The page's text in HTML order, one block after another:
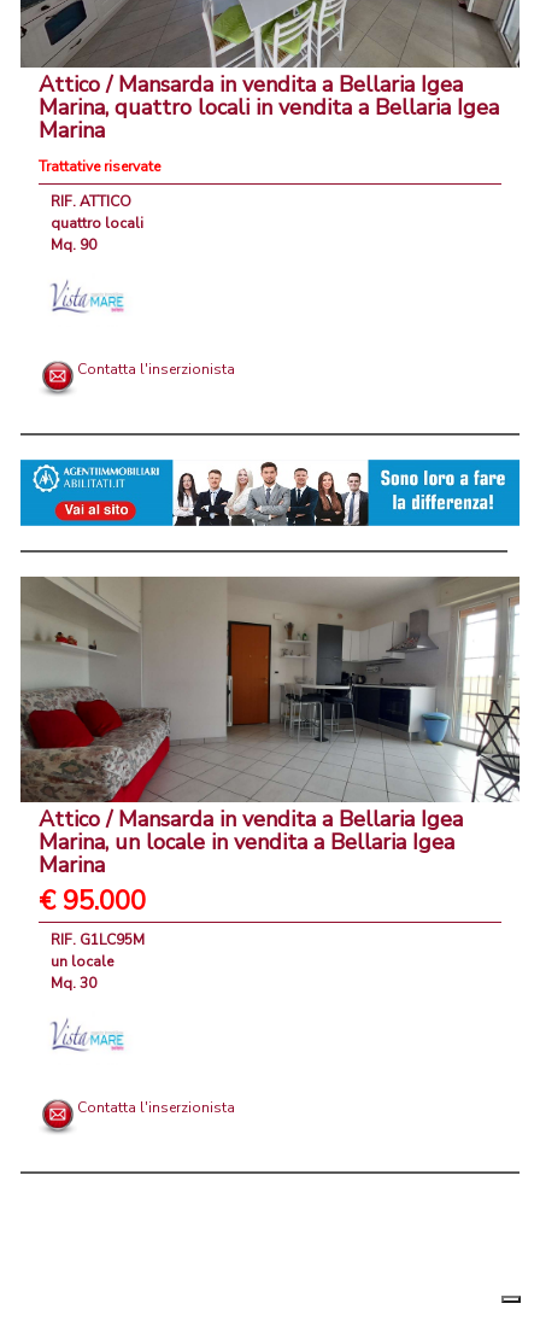
Attico / Mansarda in vendita a Bellaria Igea
Marina, quattro locali in vendita a Bellaria Igea
Marina
Trattative riservate
RIF. ATTICO
quattro locali
Mq. 90
Contatta l'inserzionista
Attico / Mansarda in vendita a Bellaria Igea
Marina, un locale in vendita a Bellaria Igea
Marina
€ 95.000
RIF. G1LC95M
un locale
Mq. 30
Contatta l'inserzionista